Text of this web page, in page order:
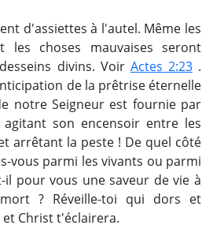
d'assiettes à l'autel. Même les
les choses mauvaises seront
divins. Voir Actes 2:23.
de la prêtrise éternelle
notre Seigneur est fournie par
son encensoir entre les
arrêtant la peste ! De quel côté
vous parmi les vivants ou parmi
il pour vous une saveur de vie à
? Réveille-toi qui dors et
Christ t'éclairera.